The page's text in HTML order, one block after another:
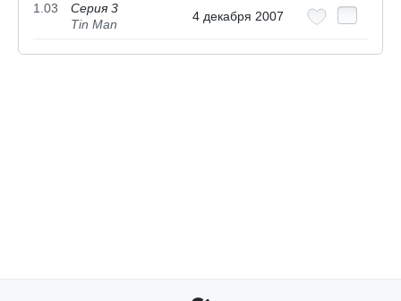
1.03
Серия 3
Tin Man
4 декабря 2007